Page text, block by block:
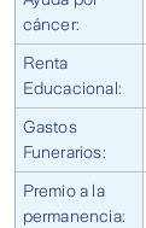
cáncer:
Renta
Educacional:
Gastos
Funerarios:
Premio a la
permanencia: